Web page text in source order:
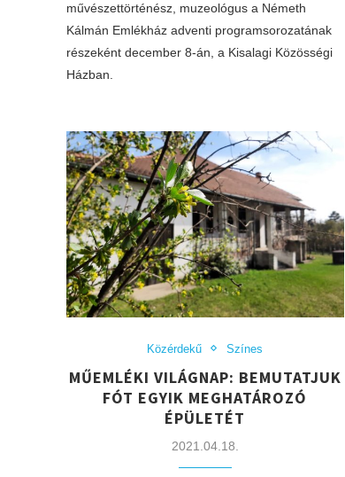
művészettörténész, muzeológus a Németh
Kálmán Emlékház adventi programsorozatának
részeként december 8-án, a Kisalagi Közösségi
Házban.
Közérdekű Színes
MŰEMLÉKI VILÁGNAP: BEMUTATJUK
FÓT EGYIK MEGHATÁROZÓ
ÉPÜLETÉT
2021.04.18.